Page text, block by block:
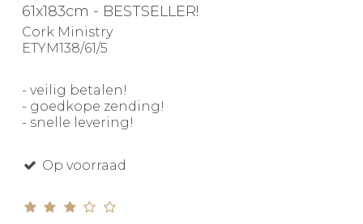
61x183cm - BESTSELLER!
Cork Ministry
ETYM138/61/5
- veilig betalen!
- goedkope zending!
- snelle levering!
Op voorraad